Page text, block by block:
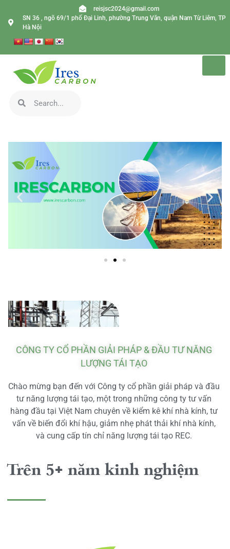
reisjsc2024@gmail.com
SN 36 , ngõ 69/1 phố Đại Linh, phường Trung Văn, quận Nam Từ Liêm, TP
Hà Nội
CÔNG TY CỔ PHẦN GIẢI PHÁP & ĐẦU TƯ NĂNG
LƯỢNG TÁI TẠO
Chào mừng bạn đến với Công ty cổ phần giải pháp và đầu
tư năng lượng tái tạo, một trong những công ty tư vấn
hàng đầu tại Việt Nam chuyên về kiểm kê khí nhà kính, tư
vấn về biến đổi khí hậu, giảm nhẹ phát thải khí nhà kính,
và cung cấp tín chỉ năng lượng tái tạo REC.
Trên 5+ năm kinh nghiệm